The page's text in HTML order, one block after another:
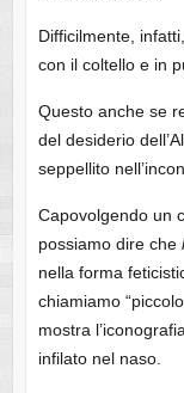
Difficilmente,
con il coltello e in
Questo anche se
del desiderio
seppellito
Capovolgendo un
possiamo dire che
nella forma
chiamiamo
mostra
infilato nel naso.